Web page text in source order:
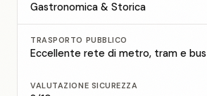
Gastronomica & Storica
TRASPORTO PUBBLICO
Eccellente rete di metro, tram e bus
VALUTAZIONE SICUREZZA